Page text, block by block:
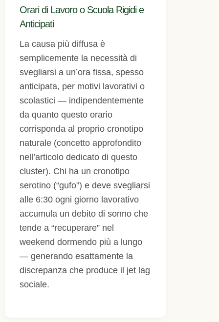
Orari di Lavoro o Scuola Rigidi e
Anticipati
La causa più diffusa è
semplicemente la necessità di
svegliarsi a un’ora fissa, spesso
anticipata, per motivi lavorativi o
scolastici — indipendentemente
da quanto questo orario
corrisponda al proprio cronotipo
naturale (concetto approfondito
nell’articolo dedicato di questo
cluster). Chi ha un cronotipo
serotino (“gufo”) e deve svegliarsi
alle 6:30 ogni giorno lavorativo
accumula un debito di sonno che
tende a “recuperare” nel
weekend dormendo più a lungo
— generando esattamente la
discrepanza che produce il jet lag
sociale.